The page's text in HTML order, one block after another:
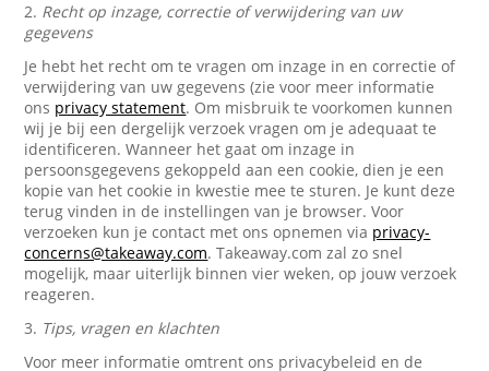
2. Recht op inzage, correctie of verwijdering van uw
gegevens
Je hebt het recht om te vragen om inzage in en correctie of
verwijdering van uw gegevens (zie voor meer informatie
ons privacy statement. Om misbruik te voorkomen kunnen
wij je bij een dergelijk verzoek vragen om je adequaat te
identificeren. Wanneer het gaat om inzage in
persoonsgegevens gekoppeld aan een cookie, dien je een
kopie van het cookie in kwestie mee te sturen. Je kunt deze
terug vinden in de instellingen van je browser. Voor
verzoeken kun je contact met ons opnemen via privacy-
concerns@takeaway.com. Takeaway.com zal zo snel
mogelijk, maar uiterlijk binnen vier weken, op jouw verzoek
reageren.
3. Tips, vragen en klachten
Voor meer informatie omtrent ons privacybeleid en de